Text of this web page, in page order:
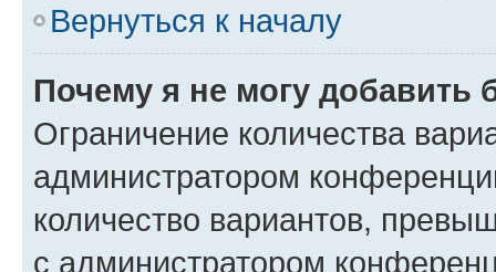
Вернуться к началу
Почему я не могу добавить
Ограничение количества
администратором
количество вариантов,
с администратором